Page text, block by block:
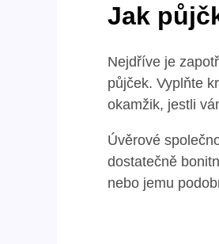
Jak
Nejdříve je
půjček. Vyplňte
okamžik, jestli
Úvěrové
dostatečně
nebo jemu